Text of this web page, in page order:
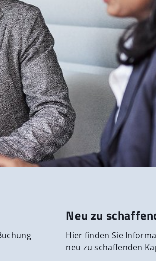
Neu zu
Hier finden Sie
neu zu schaffenden